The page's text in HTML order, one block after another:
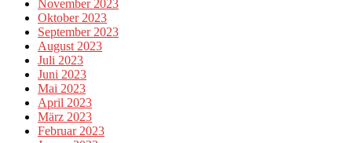
November 2023
Oktober 2023
September 2023
August 2023
Juli 2023
Juni 2023
Mai 2023
April 2023
März 2023
Februar 2023